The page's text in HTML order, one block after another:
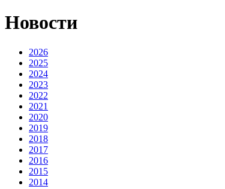
Новости
2026
2025
2024
2023
2022
2021
2020
2019
2018
2017
2016
2015
2014